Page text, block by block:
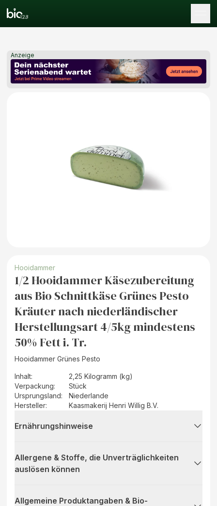
Anzeige
Hooidammer
1/2 Hooidammer Käsezubereitung
aus Bio Schnittkäse Grünes Pesto
Kräuter nach niederländischer
Herstellungsart 4/5kg mindestens
50% Fett i. Tr.
Hooidammer Grünes Pesto
Inhalt:
2,25 Kilogramm (kg)
Verpackung:
Stück
Ursprungsland:
Niederlande
Hersteller: Kaasmakerij Henri Willig B.V.
Ernährungshinweise
Allergene & Stoffe, die Unverträglichkeiten
auslösen können
Allgemeine Produktangaben & Bio-